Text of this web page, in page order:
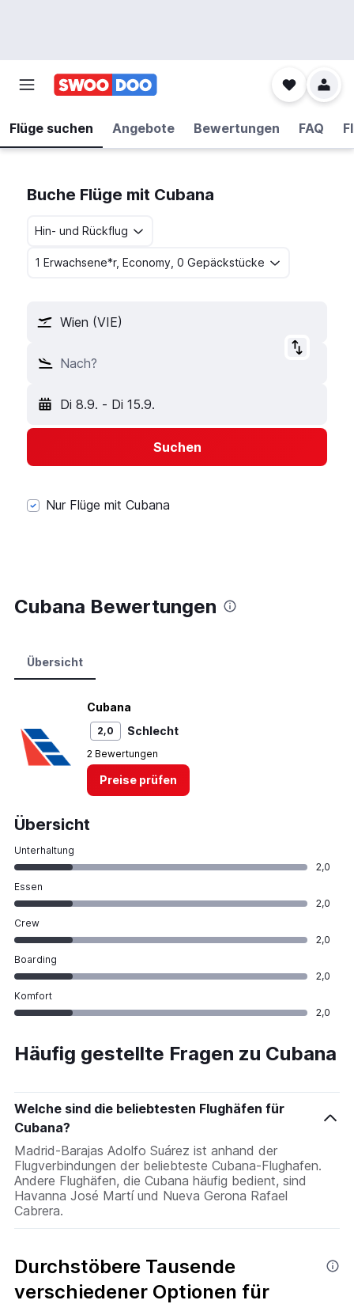
Flüge suchen Angebote Bewertungen FAQ
Buche Flüge mit Cubana
Hin- und Rückflug
1 Erwachsene*r, Economy, 0 Gepäckstücke
Wien (VIE)
Nach?
Di 8.9. - Di 15.9.
Suchen
Nur Flüge mit Cubana
Cubana Bewertungen
Übersicht
Cubana
2,0 Schlecht
2 Bewertungen
Preise prüfen
Übersicht
Unterhaltung
2,0
Essen
2,0
Crew
2,0
Boarding
2,0
Komfort
2,0
Häufig gestellte Fragen zu Cubana
Welche sind die beliebtesten Flughäfen für
Cubana?
Madrid-Barajas Adolfo Suárez ist anhand der
Flugverbindungen der beliebteste Cubana-Flughafen.
Andere Flughäfen, die Cubana häufig bedient, sind
Havanna José Martí und Nueva Gerona Rafael
Cabrera.
Durchstöbere Tausende
verschiedener Optionen für